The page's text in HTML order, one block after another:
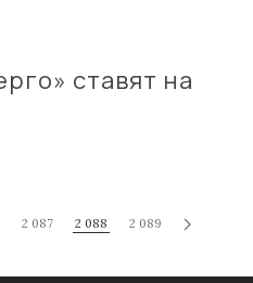
ставят на
2 087 2 088 2 089